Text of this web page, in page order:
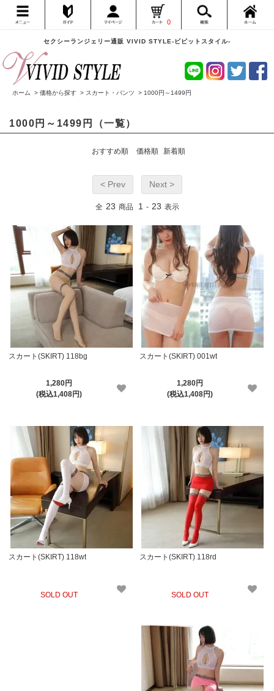
セクシーランジェリー通販 VIVID STYLE-ビビットスタイル-
0
ホーム > 価格から探す > スカート・パンツ > 1000円～1499円
1000円～1499円（一覧）
おすすめ順 価格順 新着順
< Prev Next >
全 23 商品 1 - 23 表示
スカート(SKIRT) 118bg
1,280円
(税込1,408円)
スカート(SKIRT) 001wt
1,280円
(税込1,408円)
スカート(SKIRT) 118wt
SOLD OUT
スカート(SKIRT) 118rd
SOLD OUT